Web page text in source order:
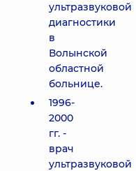
ультразвуковой
диагностики
в
Волынской
областной
больнице.
1996-
2000
гг. -
врач
ультразвуковой